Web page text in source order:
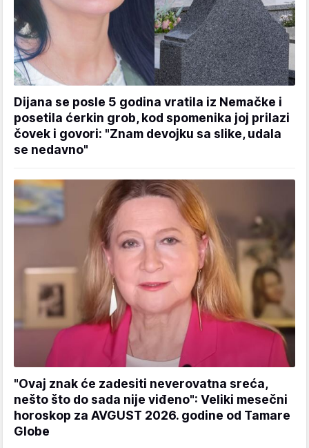
Dijana se posle 5 godina vratila iz Nemačke i
posetila ćerkin grob, kod spomenika joj prilazi
čovek i govori: "Znam devojku sa slike, udala
se nedavno"
"Ovaj znak će zadesiti neverovatna sreća,
nešto što do sada nije viđeno": Veliki mesečni
horoskop za AVGUST 2026. godine od Tamare
Globe